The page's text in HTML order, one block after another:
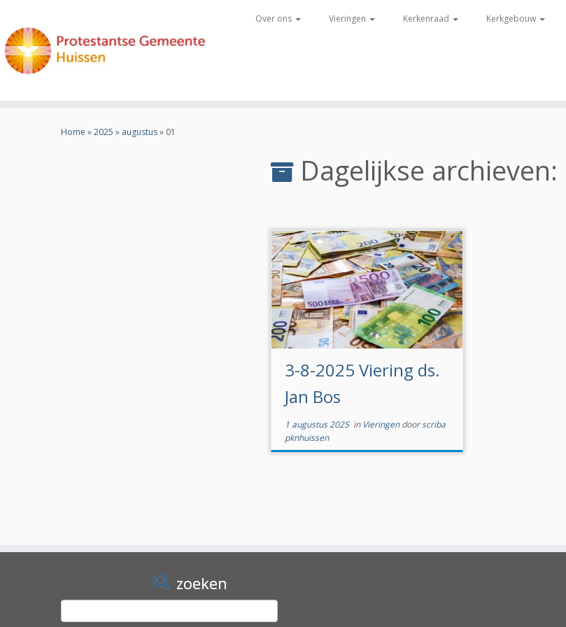
Over ons Vieringen Kerkenraad Kerkgebouw
Home »2025 » augustus» 01
Dagelijkse archieven:
3-8-2025 Viering ds.
Jan Bos
1 augustus 2025in Vieringendoorscriba
pknhuissen
zoeken
Zoeken
naar: